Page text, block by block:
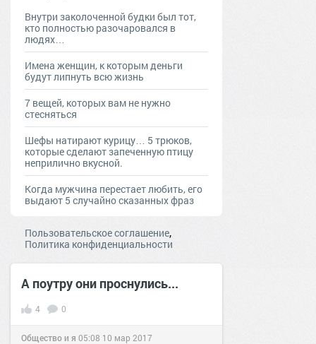
Внутри заколоченной будки был тот,
кто полностью разочаровался в
людях…
Имена женщин, к которым деньги
будут липнуть всю жизнь
7 вещей, которых вам не нужно
стесняться
Шефы натирают курицу… 5 трюков,
которые сделают запеченную птицу
неприлично вкусной.
Когда мужчина перестает любить, его
выдают 5 случайно сказанных фраз
Пользовательское соглашение,
Политика конфиденциальности
А поутру они проснулись...
4 0
Общество и я 05:08 10 мар 2017